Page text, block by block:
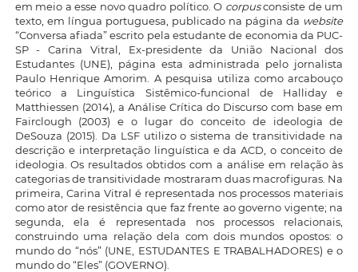
em meio a esse novo quadro político. O corpusconsiste de um
texto, em língua portuguesa, publicado na página da website
“Conversa afiada” escrito pela estudante de economia da PUC-
SP - Carina Vitral, Ex-presidente da União Nacional dos
Estudantes (UNE), página esta administrada pelo jornalista
Paulo Henrique Amorim. A pesquisa utiliza como arcabouço
teórico a Linguística Sistêmico-funcional de Halliday e
Matthiessen (2014), a Análise Crítica do Discurso com base em
Fairclough (2003) e o lugar do conceito de ideologia de
DeSouza (2015). Da LSF utilizo o sistema de transitividade na
descrição e interpretação linguística e da ACD, o conceito de
ideologia. Os resultados obtidos com a análise em relação às
categorias de transitividade mostraram duas macrofiguras. Na
primeira, Carina Vitral é representada nos processos materiais
como ator de resistência que faz frente ao governo vigente; na
segunda, ela é representada nos processos relacionais,
construindo uma relação dela com dois mundos opostos: o
mundo do “nós” (UNE, ESTUDANTES E TRABALHADORES) e o
mundo do “Eles” (GOVERNO).